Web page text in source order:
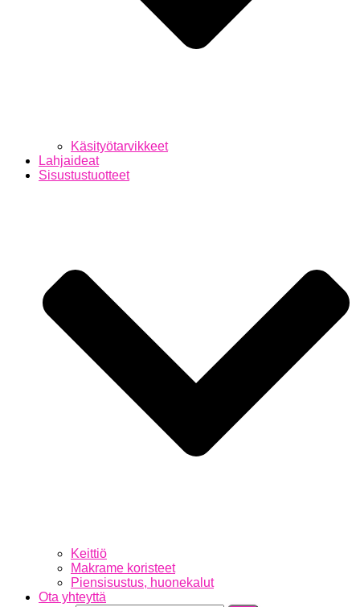
Käsityötarvikkeet
Lahjaideat
Sisustustuotteet
Keittiö
Makrame koristeet
Piensisustus, huonekalut
Ota yhteyttä